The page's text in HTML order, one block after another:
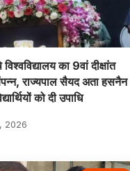
विश्वविद्यालय का 9वां दीक्षांत
राज्यपाल सैयद अता हसनैन
को दी उपाधि
2026